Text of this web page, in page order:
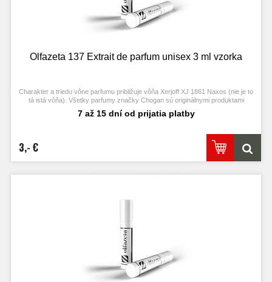
Olfazeta 137 Extrait de parfum unisex 3 ml vzorka
Charakter a triedu vône parfumu približuje vôňa Xerjoff XJ 1861 Naxos (nie je to
tá istá vôňa). Všetky parfumy značky Chogan sú originálnymi produktami
výrobcu Chogan.
7 až 15 dní od prijatia platby
3,- €